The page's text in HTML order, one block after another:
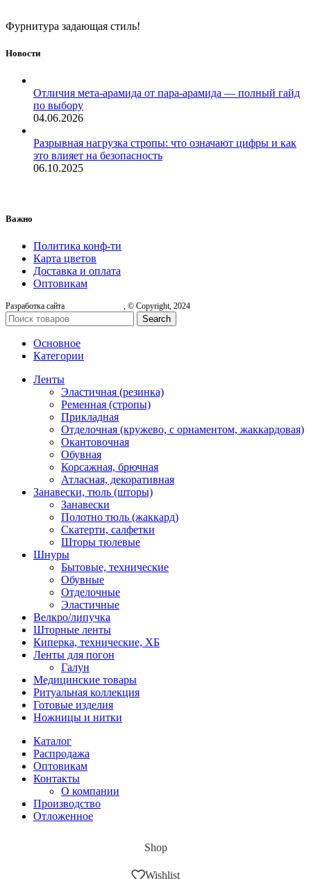
Фурнитура задающая стиль!
Новости
Отличия мета-арамида от пара-арамида — полный гайд
по выбору
04.06.2026
Разрывная нагрузка стропы: что означают цифры и как
это влияет на безопасность
06.10.2025
Важно
Политика конф-ти
Карта цветов
Доставка и оплата
Оптовикам
Разработка сайта , © Copyright, 2024
Search
Основное
Категории
Ленты
Эластичная (резинка)
Ременная (стропы)
Прикладная
Отделочная (кружево, с орнаментом, жаккардовая)
Окантовочная
Обувная
Корсажная, брючная
Атласная, декоративная
Занавески, тюль (шторы)
Занавески
Полотно тюль (жаккард)
Скатерти, салфетки
Шторы тюлевые
Шнуры
Бытовые, технические
Обувные
Отделочные
Эластичные
Велкро/липучка
Шторные ленты
Киперка, технические, ХБ
Ленты для погон
Галун
Медицинские товары
Ритуальная коллекция
Готовые изделия
Ножницы и нитки
Каталог
Распродажа
Оптовикам
Контакты
О компании
Производство
Отложенное
Shop
Wishlist